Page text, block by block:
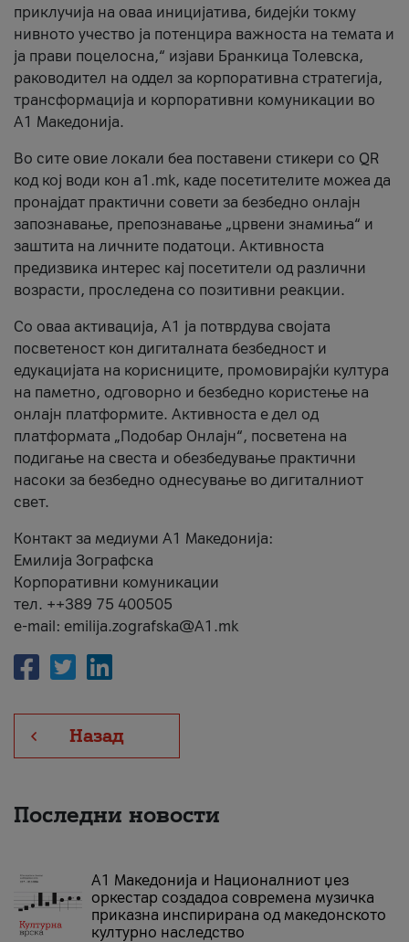
приклучија на оваа иницијатива, бидејќи токму
нивното учество ја потенцира важноста на темата и
ја прави поцелосна,“ изјави Бранкица Толевска,
раководител на оддел за корпоративна стратегија,
трансформација и корпоративни комуникации во
А1 Македонија.
Во сите овие локали беа поставени стикери со QR
код кој води кон a1.mk, каде посетителите можеа да
пронајдат практични совети за безбедно онлајн
запознавање, препознавање „црвени знамиња“ и
заштита на личните податоци. Активноста
предизвика интерес кај посетители од различни
возрасти, проследена со позитивни реакции.
Со оваа активација, А1 ја потврдува својата
посветеност кон дигиталната безбедност и
едукацијата на корисниците, промовирајќи култура
на паметно, одговорно и безбедно користење на
онлајн платформите. Активноста е дел од
платформата „Подобар Онлајн“, посветена на
подигање на свеста и обезбедување практични
насоки за безбедно однесување во дигиталниот
свет.
Контакт за медиуми А1 Македонија:
Емилија Зографска
Корпоративни комуникации
тел. ++389 75 400505
e-mail: emilija.zografska@A1.mk
Назад
Последни новости
А1 Македонија и Националниот џез
оркестар создадоа современа музичка
приказна инспирирана од македонското
културно наследство